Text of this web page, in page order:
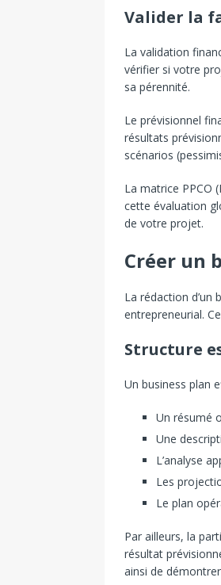
Valider la
La validation
vérifier si votre
sa pérennité.
Le prévisionnel
résultats
scénarios
La matrice PPCO
cette évaluation
de votre projet.
Créer un
La rédaction
entrepreneurial.
Structure
Un business plan
Un résumé
Une
L’analyse
Les
Le plan
Par ailleurs, la
résultat
ainsi de